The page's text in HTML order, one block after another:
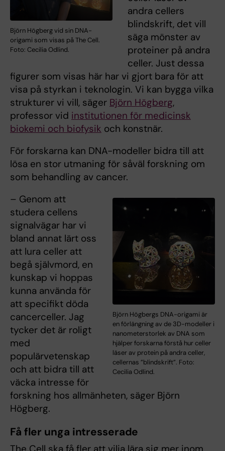
Björn Högberg vid sin DNA-
origami som visas på The Cell.
Foto: Cecilia Odlind.
andra cellers
blindskrift, det vill
säga mönster av
proteiner på andra
celler. Just dessa
figurer som visas här har vi gjort bara för att
visa på styrkan i teknologin. Vi kan bygga vilka
strukturer vi vill, säger Björn Högberg,
professor vid institutionen för medicinsk
biokemi och biofysik och konstnär.
För forskarna kan DNA-modeller bidra till att
lösa en stor utmaning för såväl forskning om
som behandling av cancer.
Björn Högbergs DNA-origami är
en förlängning av de 3D-modeller i
nanometerstorlek av DNA som
hjälper forskarna förstå hur celler
läser av protein på andra celler,
cellernas ”blindskrift”. Foto:
Cecilia Odlind.
– Genom att
studera cellens
signalvägar har vi
bland annat lärt oss
att lura celler att
begå självmord, en
kunskap vi hoppas
kunna använda för
att specifikt döda
cancerceller. Jag
tycker det är roligt
med
populärvetenskap
och att bidra till att
väcka intresse för
forskning hos allmänheten, säger Björn
Högberg.
Få fler unga intresserade